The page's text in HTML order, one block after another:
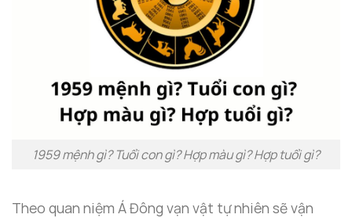
1959 mệnh gì? Tuổi con gì? Hợp màu gì? Hợp tuổi gì?
Theo quan niệm Á Đông vạn vật tự nhiên sẽ vận